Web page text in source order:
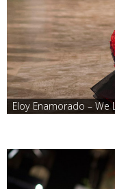
Eloy Enamorado – We